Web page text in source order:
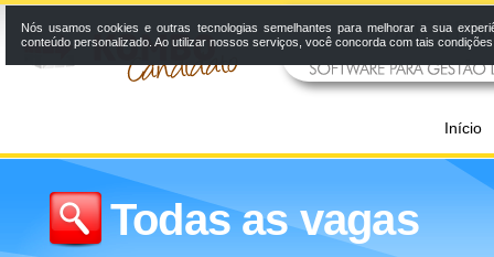
Início
Todas as vagas
Nós usamos cookies e outras tecnologias semelhantes para melhorar a sua
conteúdo personalizado. Ao utilizar nossos serviços, você concorda com tais